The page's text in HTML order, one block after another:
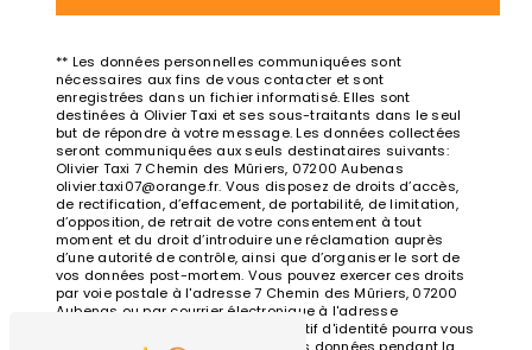
** Les données personnelles communiquées sont
nécessaires aux fins de vous contacter et sont
enregistrées dans un fichier informatisé. Elles sont
destinées à Olivier Taxi et ses sous-traitants dans le seul
but de répondre à votre message. Les données collectées
seront communiquées aux seuls destinataires suivants:
Olivier Taxi 7 Chemin des Mûriers, 07200 Aubenas
olivier.taxi07@orange.fr. Vous disposez de droits d’accès,
de rectification, d’effacement, de portabilité, de limitation,
d’opposition, de retrait de votre consentement à tout
moment et du droit d’introduire une réclamation auprès
d’une autorité de contrôle, ainsi que d’organiser le sort de
vos données post-mortem. Vous pouvez exercer ces droits
par voie postale à l'adresse 7 Chemin des Mûriers, 07200
Aubenas ou par courrier électronique à l'adresse
olivier.taxi07@orange.fr. Un justificatif d'identité pourra vous